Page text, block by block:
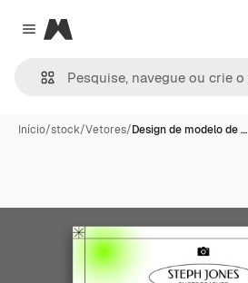
Close menu
Magnific
Início/stock/Vetores/Design de modelo de …